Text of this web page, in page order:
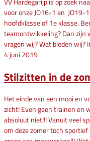
voor onze JO16-1 en JO19-
hoofdklasse of 1e klasse.
teamontwikkeling? Dan zijn
vragen wij? Wat bieden wij?
4 juni 2019
Stilzitten in de
Het einde van een mooi en
zicht! Even geen trainen en
absoluut niet!!! Vanuit veel
om deze zomer toch